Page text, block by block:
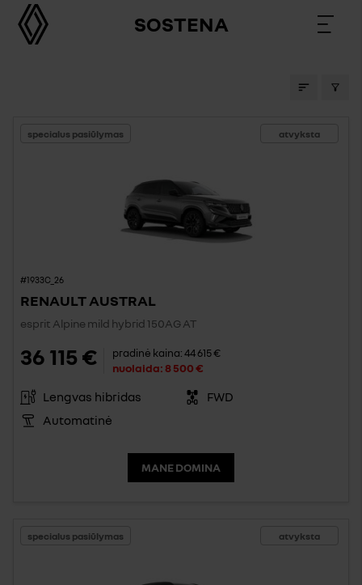
SOSTENA
AUTOMOBILIAI SALONE
atvyksta
specialus pasiūlymas
#1933C_26
RENAULT AUSTRAL
esprit Alpine mild hybrid 150AG AT
36 115 € pradinė kaina:44 615 €
nuolaida:8 500 €
Lengvas hibridas
FWD
Automatinė
MANE DOMINA
atvyksta
specialus pasiūlymas